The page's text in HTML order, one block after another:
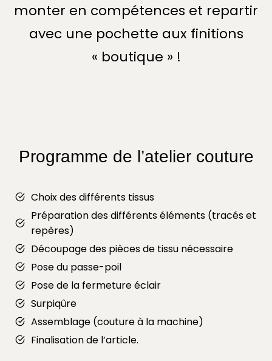
monter en compétences et repartir
avec une pochette aux finitions
« boutique » !
Programme de l’atelier couture
Choix des différents tissus
Préparation des différents éléments (tracés et
repères)
Découpage des pièces de tissu nécessaire
Pose du passe-poil
Pose de la fermeture éclair
Surpiqûre
Assemblage (couture à la machine)
Finalisation de l’article.